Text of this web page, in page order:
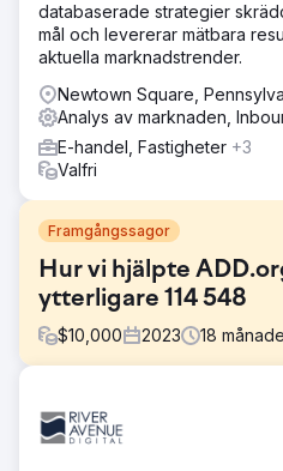
databaserade strategier
mål och levererar mätbara
aktuella marknadstrender.
Newtown Square,
Analys av marknaden,
E-handel, Fastigheter +3
Valfri
Framgångssagor
Hur vi hjälpte
ytterligare 114 548
$10,000 2023 18
Miljontals människor letar
och ADDA hittades inte av